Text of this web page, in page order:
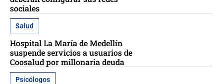
sociales
Salud
Hospital La María de Medellín
suspende servicios a usuarios de
Coosalud por millonaria deuda
Psicólogos